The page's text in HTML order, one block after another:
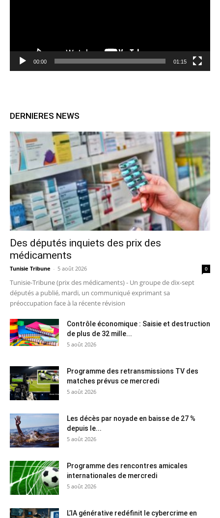
00:00 01:15
DERNIERES NEWS
Des députés inquiets des prix des
médicaments
Tunisie Tribune - 5 août 2026 0
Tunisie-Tribune (prix des médicaments) - Un groupe de dix-sept
députés a publié, mardi, un communiqué exprimant sa
préoccupation face à la récente révision
Contrôle économique : Saisie et destruction
de plus de 32 mille...
5 août 2026
Programme des retransmissions TV des
matches prévus ce mercredi
5 août 2026
Les décès par noyade en baisse de 27 %
depuis le...
5 août 2026
Programme des rencontres amicales
internationales de mercredi
5 août 2026
L’IA générative redéfinit le cybercrime en